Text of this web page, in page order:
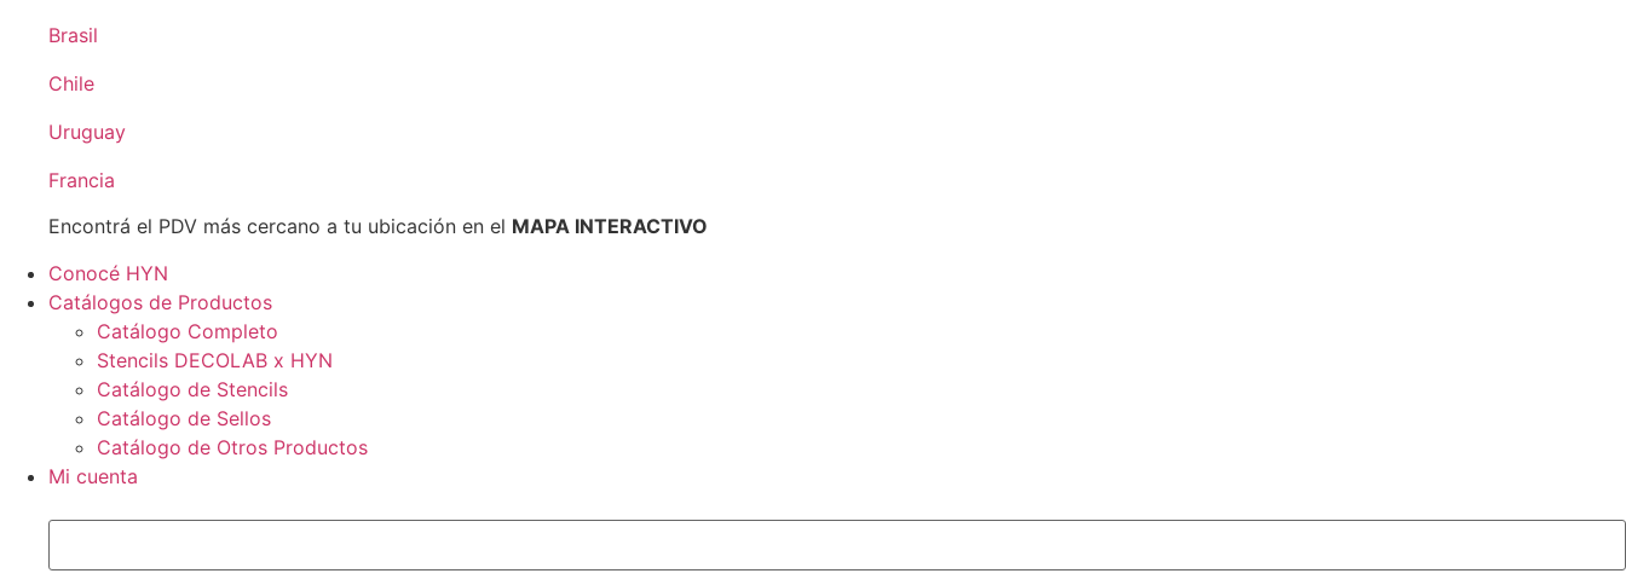
Brasil
Chile
Uruguay
Francia
Encontrá el PDV más cercano a tu ubicación en el MAPA INTERACTIVO
Conocé HYN
Catálogos de Productos
Catálogo Completo
Stencils DECOLAB x HYN
Catálogo de Stencils
Catálogo de Sellos
Catálogo de Otros Productos
Mi cuenta